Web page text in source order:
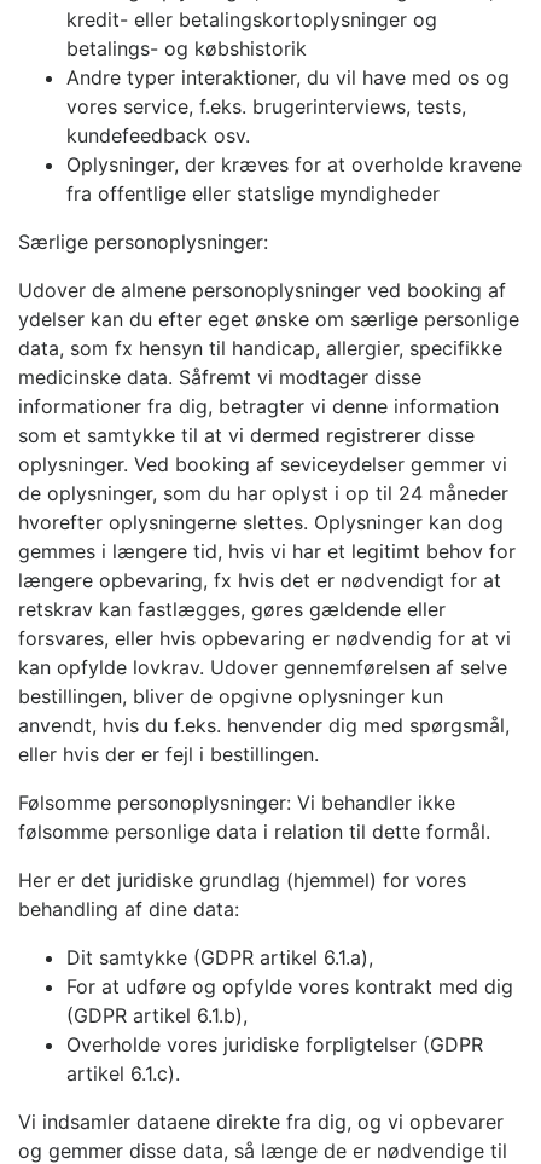
kredit- eller betalingskortoplysninger og
betalings- og købshistorik
Andre typer interaktioner, du vil have med os og
vores service, f.eks. brugerinterviews, tests,
kundefeedback osv.
Oplysninger, der kræves for at overholde kravene
fra offentlige eller statslige myndigheder
Særlige personoplysninger:
Udover de almene personoplysninger ved booking af
ydelser kan du efter eget ønske om særlige personlige
data, som fx hensyn til handicap, allergier, specifikke
medicinske data. Såfremt vi modtager disse
informationer fra dig, betragter vi denne information
som et samtykke til at vi dermed registrerer disse
oplysninger. Ved booking af seviceydelser gemmer vi
de oplysninger, som du har oplyst i op til 24 måneder
hvorefter oplysningerne slettes. Oplysninger kan dog
gemmes i længere tid, hvis vi har et legitimt behov for
længere opbevaring, fx hvis det er nødvendigt for at
retskrav kan fastlægges, gøres gældende eller
forsvares, eller hvis opbevaring er nødvendig for at vi
kan opfylde lovkrav. Udover gennemførelsen af selve
bestillingen, bliver de opgivne oplysninger kun
anvendt, hvis du f.eks. henvender dig med spørgsmål,
eller hvis der er fejl i bestillingen.
Følsomme personoplysninger: Vi behandler ikke
følsomme personlige data i relation til dette formål.
Her er det juridiske grundlag (hjemmel) for vores
behandling af dine data:
Dit samtykke (GDPR artikel 6.1.a),
For at udføre og opfylde vores kontrakt med dig
(GDPR artikel 6.1.b),
Overholde vores juridiske forpligtelser (GDPR
artikel 6.1.c).
Vi indsamler dataene direkte fra dig, og vi opbevarer
og gemmer disse data, så længe de er nødvendige til